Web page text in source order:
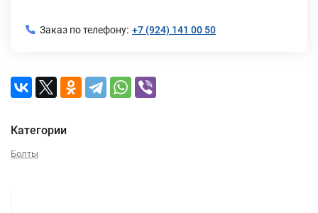
Заказ по телефону: +7 (924) 141 00 50
Категории
Болты